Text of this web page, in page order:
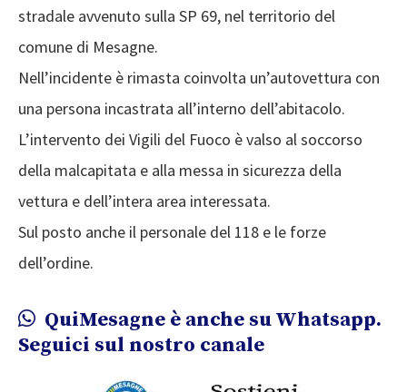
stradale avvenuto sulla SP 69, nel territorio del
comune di Mesagne.
Nell’incidente è rimasta coinvolta un’autovettura con
una persona incastrata all’interno dell’abitacolo.
L’intervento dei Vigili del Fuoco è valso al soccorso
della malcapitata e alla messa in sicurezza della
vettura e dell’intera area interessata.
Sul posto anche il personale del 118 e le forze
dell’ordine.
QuiMesagne è anche su Whatsapp.
Seguici sul nostro canale